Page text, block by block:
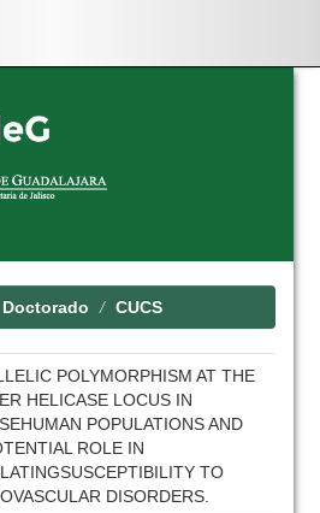
Doctorado CUCS
POLYMORPHISM AT THE
HELICASE LOCUS IN
POPULATIONS AND
ROLE IN
TO
DISORDERS.